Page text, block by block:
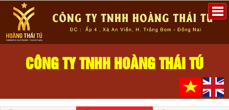
CÔNG TY TNHH HOÀNG THÁI TÚ